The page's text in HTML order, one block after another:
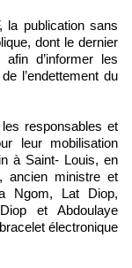
la publication sans
dont le dernier
d’informer les
l’endettement du
responsables et
leur mobilisation
à Saint- Louis, en
ancien ministre et
Ngom, Lat Diop,
et Abdoulaye
électronique